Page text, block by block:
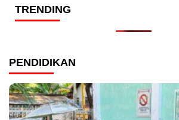
TRENDING
PENDIDIKAN